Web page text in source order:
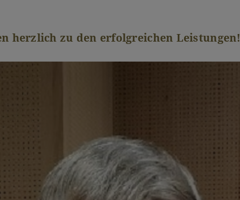
herzlich zu den erfolgreichen Leistungen!